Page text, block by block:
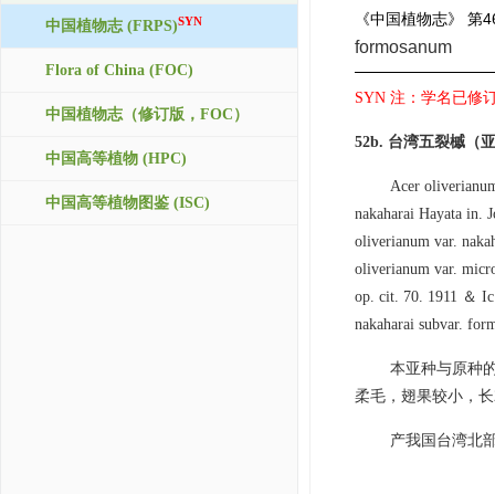
中国植物志 (FRPS)SYN
Flora of China (FOC)
中国植物志（修订版，FOC）
中国高等植物 (HPC)
中国高等植物图鉴 (ISC)
《中国植物志》 第
formosanum
SYN 注：学名已修
52b. 台湾五裂槭（
Acer
nakaharai Hayata
oliverianum var.
oliverianum var.
op. cit. 70. 1911 ＆
nakaharai subvar.
本亚种与原种
柔毛，翅果较小，
产我国台湾北